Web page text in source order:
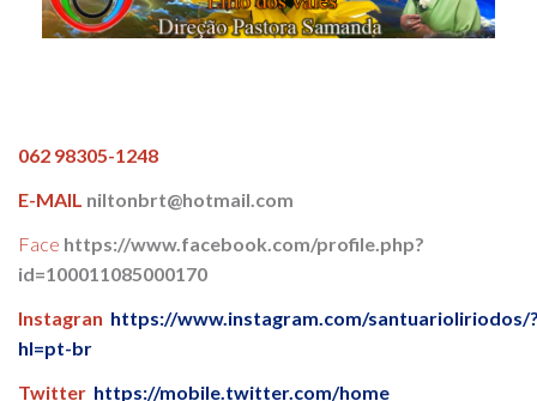
062 98305-1248
E-MAIL niltonbrt@hotmail.com
Face https://www.facebook.com/profile.php?
id=100011085000170
Instagran https://www.instagram.com/santuarioliriodos/
hl=pt-br
Twitter https://mobile.twitter.com/home